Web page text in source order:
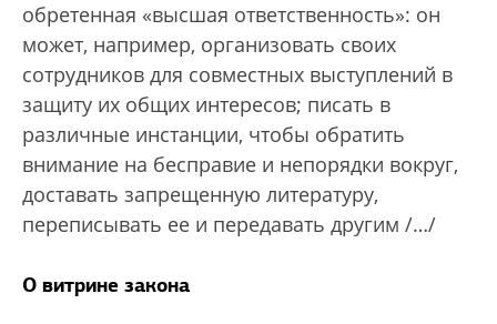
обретенная «высшая ответственность»: он
может, например, организовать своих
сотрудников для совместных выступлений в
защиту их общих интересов; писать в
различные инстанции, чтобы обратить
внимание на бесправие и непорядки вокруг,
доставать запрещенную литературу,
переписывать ее и передавать другим /…/
О витрине закона